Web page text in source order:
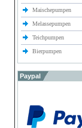
Maischepumpen
Melassepumpen
Teichpumpen
Bierpumpen
Paypal